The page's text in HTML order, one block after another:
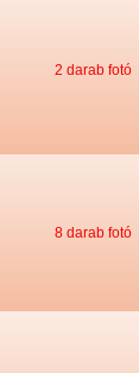
2 darab fotó
8 darab fotó